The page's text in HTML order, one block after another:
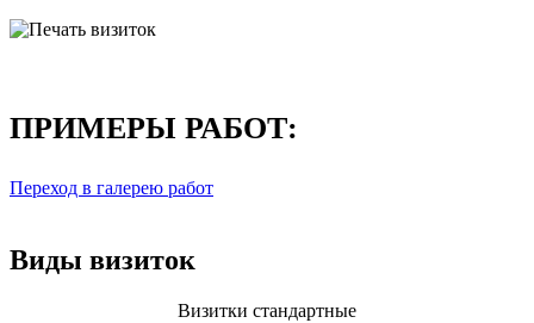
ПРИМЕРЫ РАБОТ:
Переход в галерею работ
Виды визиток
Визитки стандартные